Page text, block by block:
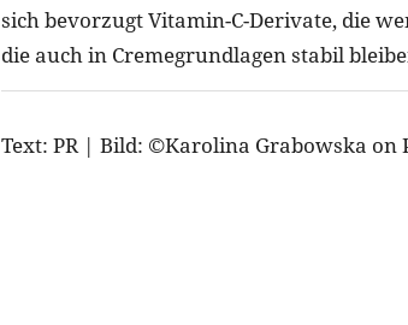
sich bevorzugt Vitamin-C-Derivate, die
die auch in Cremegrundlagen stabil
Text: PR | Bild: ©Karolina Grabowska on